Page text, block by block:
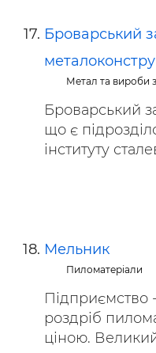
Броварський
Метал та вироби
Броварський
що є
інституту
Мельник
Пиломатеріали
Підприємство
роздріб
ціною.